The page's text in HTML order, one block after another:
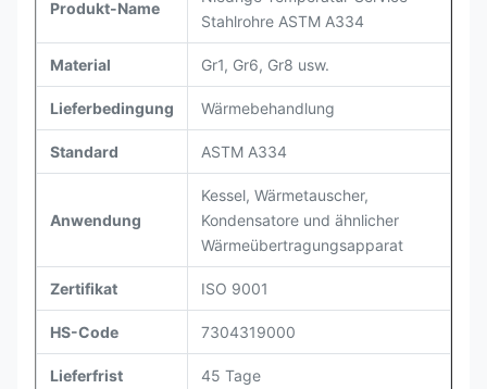
Produkt-Name
Stahlrohre ASTM A334
Material Gr1, Gr6, Gr8 usw.
Lieferbedingung Wärmebehandlung
Standard ASTM A334
Anwendung
Kessel, Wärmetauscher,
Kondensatore und ähnlicher
Wärmeübertragungsapparat
Zertifikat ISO 9001
HS-Code 7304319000
Lieferfrist 45 Tage